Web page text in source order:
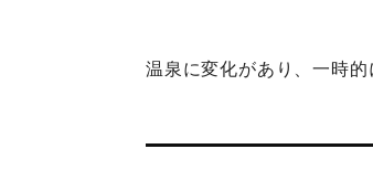
温泉に変化があり、一時